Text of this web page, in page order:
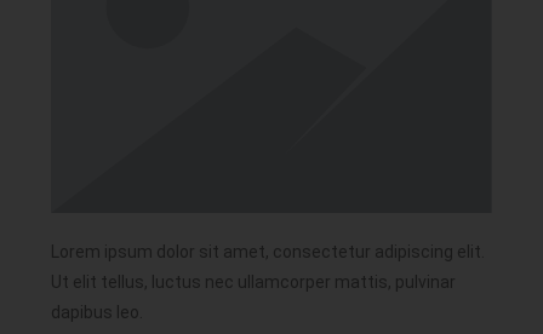
Lorem ipsum dolor sit amet, consectetur adipiscing elit.
Ut elit tellus, luctus nec ullamcorper mattis, pulvinar
dapibus leo.